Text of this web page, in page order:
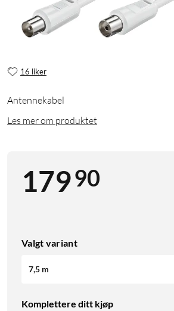
16 liker
Antennekabel
Les mer om produktet
17990
Valgt variant
7,5 m
Komplettere ditt kjøp